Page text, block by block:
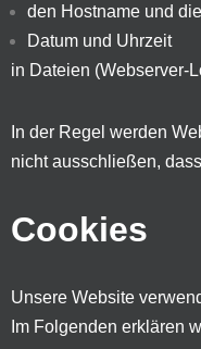
den Hostname und
Datum und Uhrzeit
in Dateien (Webserver-
In der Regel werden
nicht ausschließen,
Cookies
Unsere Website
Im Folgenden erklären